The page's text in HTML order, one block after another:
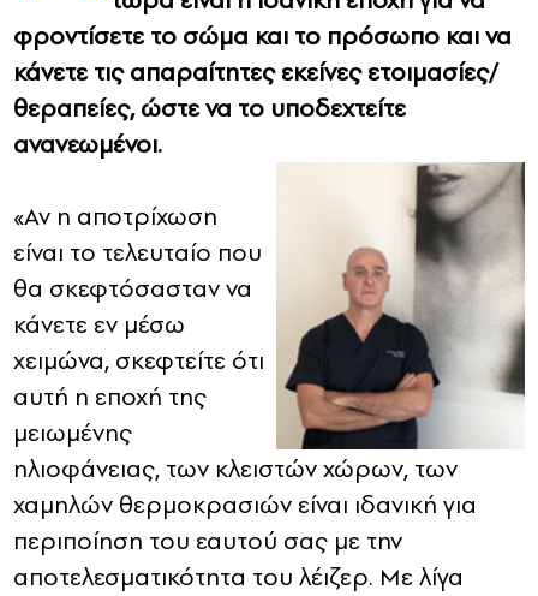
CONTACT
ADVERTISE
φροντίσετε το σώμα και το πρόσωπο και να
κάνετε τις απαραίτητες εκείνες ετοιμασίες/
θεραπείες, ώστε να το υποδεχτείτε
ανανεωμένοι.
«Αν η αποτρίχωση
είναι το τελευταίο που
θα σκεφτόσασταν να
κάνετε εν μέσω
χειμώνα, σκεφτείτε ότι
αυτή η εποχή της
μειωμένης
ηλιοφάνειας, των κλειστών χώρων, των
χαμηλών θερμοκρασιών είναι ιδανική για
περιποίηση του εαυτού σας με την
αποτελεσματικότητα του λέιζερ. Με λίγα